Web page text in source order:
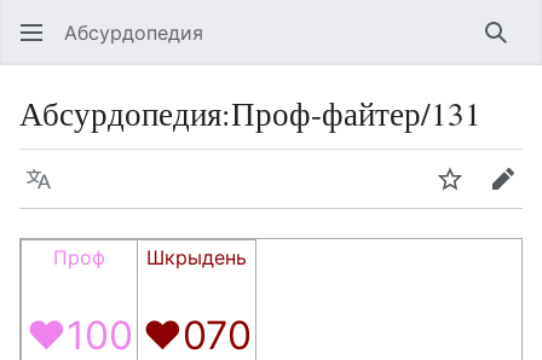
Абсурдопедия
Абсурдопедия:Проф-файтер/131
Язык
Проф
♥100
Шкрыдень
♥070